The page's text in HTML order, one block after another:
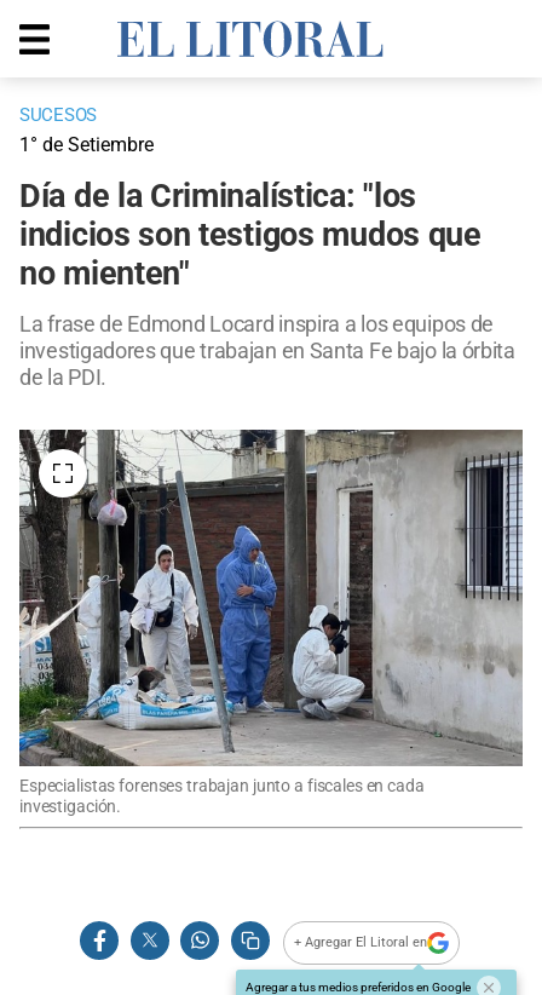
SUCESOS
1° de Setiembre
Día de la Criminalística: "los
indicios son testigos mudos que
no mienten"
La frase de Edmond Locard inspira a los equipos de
investigadores que trabajan en Santa Fe bajo la órbita
de la PDI.
Especialistas forenses trabajan junto a fiscales en cada
investigación.
+ Agregar El Litoral en
Agregar a tus medios preferidos en Google